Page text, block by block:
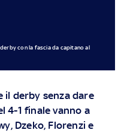
con la fascia da capitano al
il derby senza dare
4-1 finale vanno a
Dzeko, Florenzi e